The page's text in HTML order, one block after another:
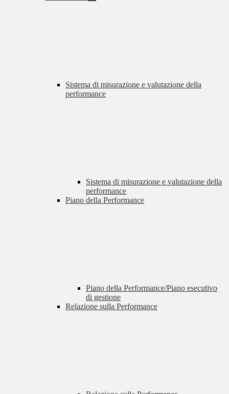
Sistema di misurazione e valutazione della
performance
Sistema di misurazione e valutazione della
performance
Piano della Performance
Piano della Performance/Piano esecutivo
di gestione
Relazione sulla Performance